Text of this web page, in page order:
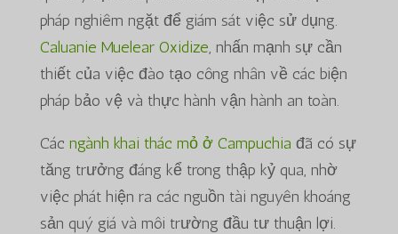
pháp nghiêm ngặt để giám sát việc sử dụng.
Caluanie Muelear Oxidize, nhấn mạnh sự cần
thiết của việc đào tạo công nhân về các biện
pháp bảo vệ và thực hành vận hành an toàn.
Các ngành khai thác mỏ ở Campuchia đã có sự
tăng trưởng đáng kể trong thập kỷ qua, nhờ
việc phát hiện ra các nguồn tài nguyên khoáng
sản quý giá và môi trường đầu tư thuận lợi.